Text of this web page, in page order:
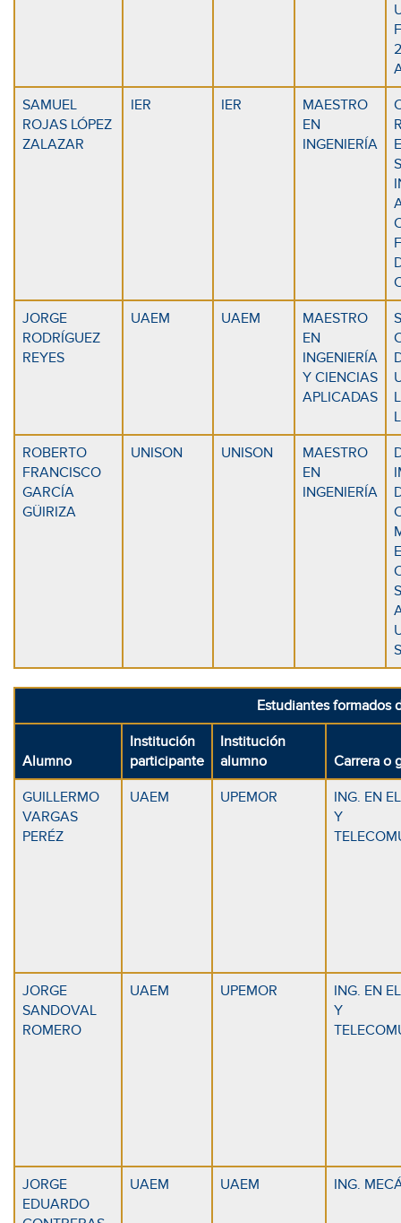
SAMUEL
ROJAS LÓPEZ
ZALAZAR
IER IER
MAESTRO
EN
INGENIERÍA
JORGE
RODRÍGUEZ
REYES
UAEM UAEM
MAESTRO
EN
INGENIERÍA
Y CIENCIAS
APLICADAS
ROBERTO
FRANCISCO
GARCÍA
GÜIRIZA
UNISON UNISON
MAESTRO
EN
INGENIERÍA
Estudiantes formados
Alumno
Institución
participante
Institución
alumno
Carrera o
GUILLERMO
VARGAS
PERÉZ
UAEM UPEMOR
ING. EN
Y
JORGE
SANDOVAL
ROMERO
UAEM UPEMOR
ING. EN
Y
JORGE
EDUARDO
UAEM UAEM ING.